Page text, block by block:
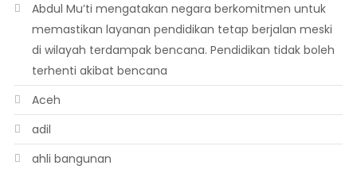
Abdul Mu’ti mengatakan negara berkomitmen untuk
memastikan layanan pendidikan tetap berjalan meski
di wilayah terdampak bencana. Pendidikan tidak boleh
terhenti akibat bencana
Aceh
adil
ahli bangunan